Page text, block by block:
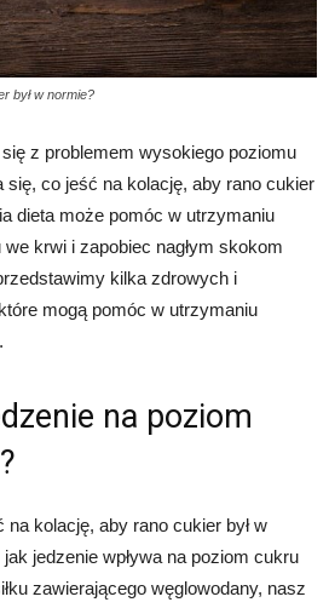
był w normie?
z problemem wysokiego poziomu
co jeść na kolację, aby rano cukier
dieta może pomóc w utrzymaniu
krwi i zapobiec nagłym skokom
kilka zdrowych i
mogą pomóc w utrzymaniu
na poziom
kolację, aby rano cukier był w
jedzenie wpływa na poziom cukru
zawierającego węglowodany, nasz